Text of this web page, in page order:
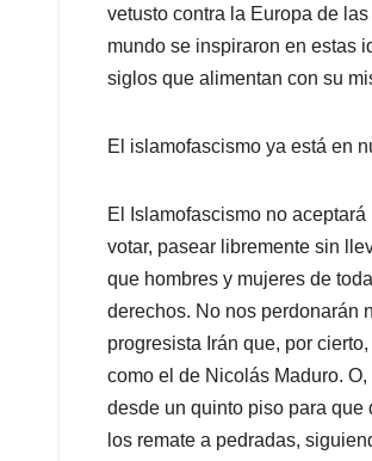
vetusto contra la Europa de
mundo se inspiraron en estas
siglos que alimentan con su
El islamofascismo ya está en
El Islamofascismo no
votar, pasear libremente sin
que hombres y mujeres de
derechos. No nos perdonarán
progresista Irán que, por
como el de Nicolás Maduro.
desde un quinto piso para que
los remate a pedradas,